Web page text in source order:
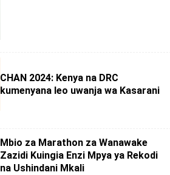
CHAN 2024: Kenya na DRC
kumenyana leo uwanja wa Kasarani
Mbio za Marathon za Wanawake
Zazidi Kuingia Enzi Mpya ya Rekodi
na Ushindani Mkali